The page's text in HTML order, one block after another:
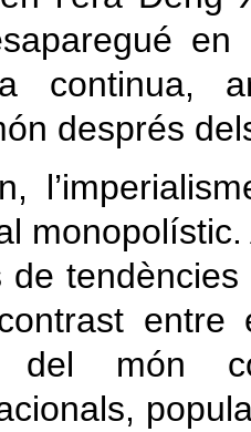
continua,
després
de
entre
del món